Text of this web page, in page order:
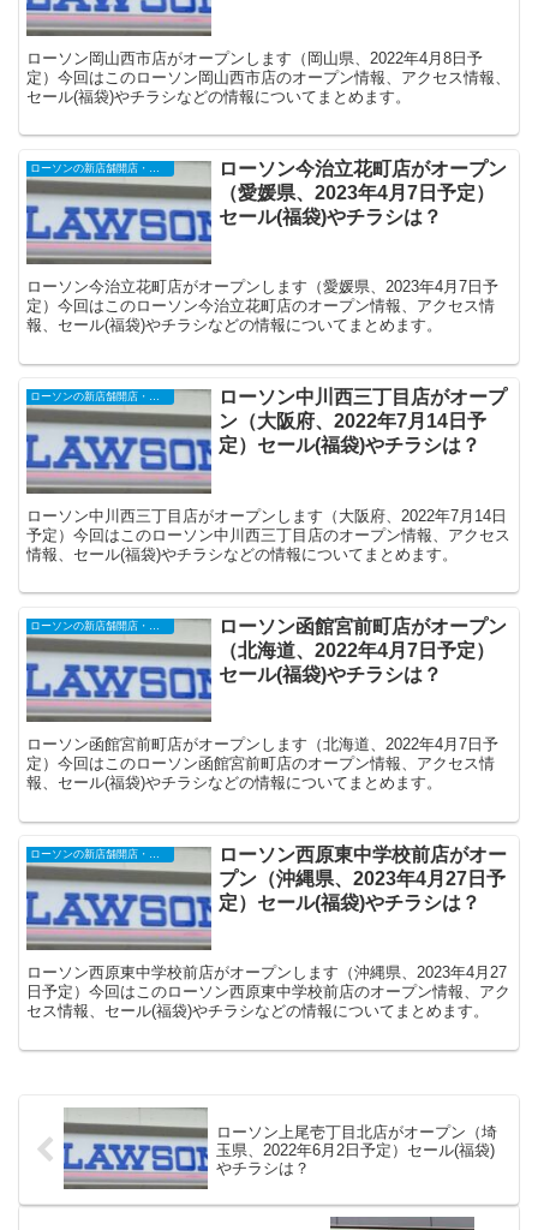
ローソン岡山西市店がオープンします（岡山県、2022年4月8日予
定）今回はこのローソン岡山西市店のオープン情報、アクセス情報、
セール(福袋)やチラシなどの情報についてまとめます。
ローソン今治立花町店がオープン
（愛媛県、2023年4月7日予定）
セール(福袋)やチラシは？
ローソン今治立花町店がオープンします（愛媛県、2023年4月7日予
定）今回はこのローソン今治立花町店のオープン情報、アクセス情
報、セール(福袋)やチラシなどの情報についてまとめます。
ローソンの新店舗開店・オープンセール
ローソン中川西三丁目店がオープ
ン（大阪府、2022年7月14日予
定）セール(福袋)やチラシは？
ローソン中川西三丁目店がオープンします（大阪府、2022年7月14日
予定）今回はこのローソン中川西三丁目店のオープン情報、アクセス
情報、セール(福袋)やチラシなどの情報についてまとめます。
ローソン函館宮前町店がオープン
（北海道、2022年4月7日予定）
セール(福袋)やチラシは？
ローソン函館宮前町店がオープンします（北海道、2022年4月7日予
定）今回はこのローソン函館宮前町店のオープン情報、アクセス情
報、セール(福袋)やチラシなどの情報についてまとめます。
ローソンの新店舗開店・オープンセール
ローソン西原東中学校前店がオー
プン（沖縄県、2023年4月27日予
定）セール(福袋)やチラシは？
ローソン西原東中学校前店がオープンします（沖縄県、2023年4月27
日予定）今回はこのローソン西原東中学校前店のオープン情報、アク
セス情報、セール(福袋)やチラシなどの情報についてまとめます。
ローソン上尾壱丁目北店がオープン（埼
玉県、2022年6月2日予定）セール(福袋)
やチラシは？